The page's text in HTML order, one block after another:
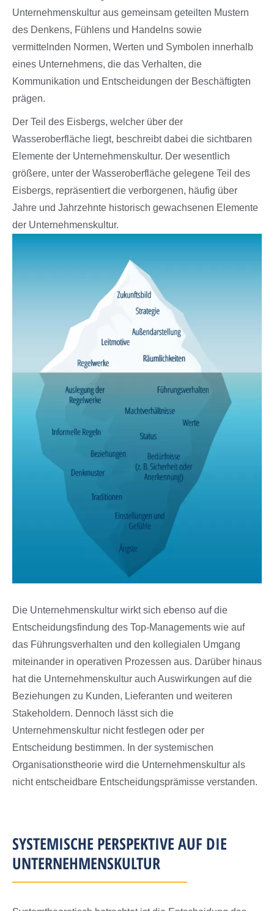
Unternehmenskultur aus gemeinsam geteilten Mustern
des Denkens, Fühlens und Handelns sowie
vermittelnden Normen, Werten und Symbolen innerhalb
eines Unternehmens, die das Verhalten, die
Kommunikation und Entscheidungen der Beschäftigten
prägen.
Der Teil des Eisbergs, welcher über der
Wasseroberfläche liegt, beschreibt dabei die sichtbaren
Elemente der Unternehmenskultur. Der wesentlich
größere, unter der Wasseroberfläche gelegene Teil des
Eisbergs, repräsentiert die verborgenen, häufig über
Jahre und Jahrzehnte historisch gewachsenen Elemente
der Unternehmenskultur.
Die Unternehmenskultur wirkt sich ebenso auf die
Entscheidungsfindung des Top-Managements wie auf
das Führungsverhalten und den kollegialen Umgang
miteinander in operativen Prozessen aus. Darüber hinaus
hat die Unternehmenskultur auch Auswirkungen auf die
Beziehungen zu Kunden, Lieferanten und weiteren
Stakeholdern. Dennoch lässt sich die
Unternehmenskultur nicht festlegen oder per
Entscheidung bestimmen. In der systemischen
Organisationstheorie wird die Unternehmenskultur als
nicht entscheidbare Entscheidungsprämisse verstanden.
SYSTEMISCHE PERSPEKTIVE AUF DIE
UNTERNEHMENSKULTUR